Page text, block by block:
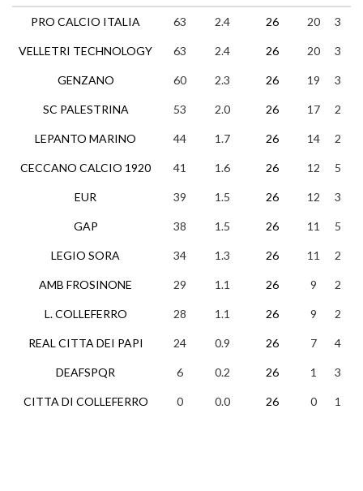
PRO CALCIO ITALIA
VELLETRI TECHNOLOGY
GENZANO
SC PALESTRINA
LEPANTO MARINO
CECCANO CALCIO 1920
EUR
GAP
LEGIO SORA
AMB FROSINONE
L. COLLEFERRO
REAL CITTA DEI PAPI
DEAFSPQR
CITTA DI COLLEFERRO
63 2.4 26 20 3
63 2.4 26 20 3
60 2.3 26 19 3
53 2.0 26 17 2
44 1.7 26 14 2
41 1.6 26 12 5
39 1.5 26 12 3
38 1.5 26 11 5
34 1.3 26 11 2
29 1.1 26 9 2
28 1.1 26 9 2
24 0.9 26 7 4
6 0.2 26 1 3
0 0.0 26 0 1